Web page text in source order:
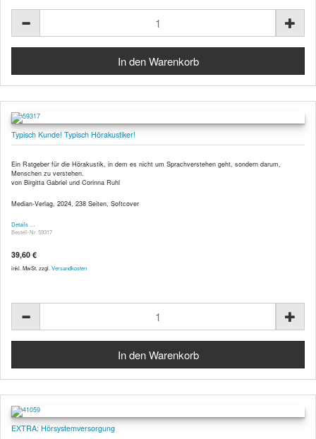
Typisch Kunde! Typisch Hörakustiker!
Ein Ratgeber für die Hörakustik, in dem es nicht um Sprachverstehen geht, sondern darum,
Menschen zu verstehen.
von Birgitta Gabriel und Corinna Ruhl
Median-Verlag, 2024, 238 Seiten, Softcover
Details …
Bestell-Nr. 59317
39,60 €
inkl. MwSt. zzgl. Versandkosten
EXTRA: Hörsystemversorgung